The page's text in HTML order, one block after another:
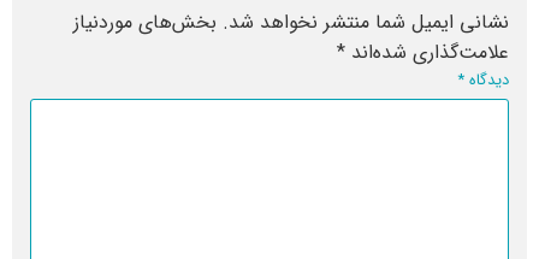
نشانی ایمیل شما منتشر نخواهد شد. بخش‌های موردنیاز
علامت‌گذاری شده‌اند *
دیدگاه*